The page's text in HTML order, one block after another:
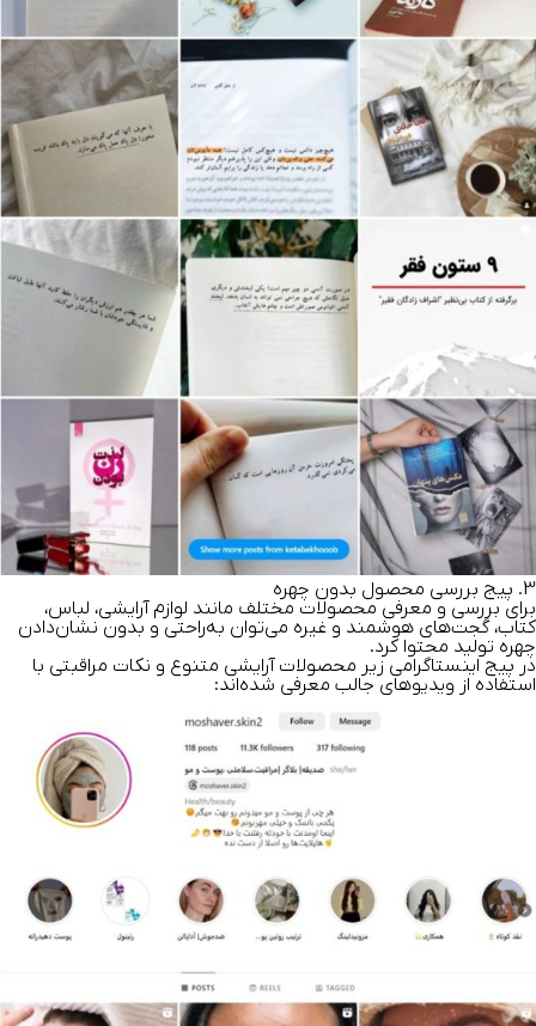
3. پیج بررسی محصول بدون چهره
برای بررسی و معرفی محصولات مختلف مانند لوازم آرایشی، لباس،
کتاب، گجت‌های هوشمند و غیره می‌توان به‌راحتی و بدون نشان‌دادن
چهره تولید محتوا کرد.
در پیج اینستاگرامی زیر محصولات آرایشی متنوع و نکات مراقبتی با
استفاده از ویدیوهای جالب معرفی شده‌اند: